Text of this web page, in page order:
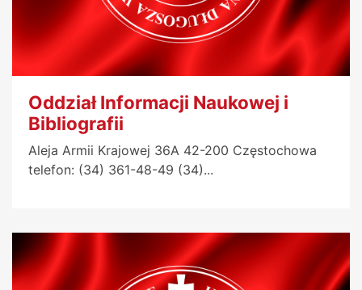
Oddział Informacji Naukowej i
Bibliografii
Aleja Armii Krajowej 36A 42-200 Częstochowa
telefon: (34) 361-48-49 (34)...